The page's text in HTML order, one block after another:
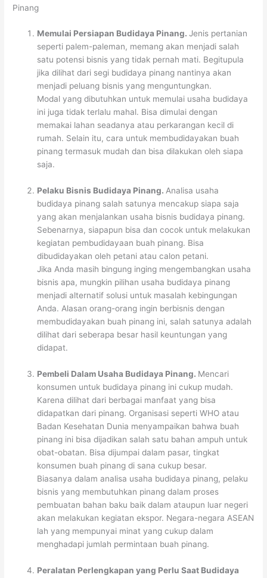
Pinang
Memulai Persiapan Budidaya Pinang.Jenis pertanian
seperti palem-paleman, memang akan menjadi salah
satu potensi bisnis yang tidak pernah mati. Begitupula
jika dilihat dari segi budidaya pinang nantinya akan
menjadi peluang bisnis yang menguntungkan.
Modal yang dibutuhkan untuk memulai usaha budidaya
ini juga tidak terlalu mahal. Bisa dimulai dengan
memakai lahan seadanya atau perkarangan kecil di
rumah. Selain itu, cara untuk membudidayakan buah
pinang termasuk mudah dan bisa dilakukan oleh siapa
saja.
Pelaku Bisnis Budidaya Pinang.Analisa usaha
budidaya pinang salah satunya mencakup siapa saja
yang akan menjalankan usaha bisnis budidaya pinang.
Sebenarnya, siapapun bisa dan cocok untuk melakukan
kegiatan pembudidayaan buah pinang. Bisa
dibudidayakan oleh petani atau calon petani.
Jika Anda masih bingung inging mengembangkan usaha
bisnis apa, mungkin pilihan usaha budidaya pinang
menjadi alternatif solusi untuk masalah kebingungan
Anda. Alasan orang-orang ingin berbisnis dengan
membudidayakan buah pinang ini, salah satunya adalah
dilihat dari seberapa besar hasil keuntungan yang
didapat.
Pembeli Dalam Usaha Budidaya Pinang. Mencari
konsumen untuk budidaya pinang ini cukup mudah.
Karena dilihat dari berbagai manfaat yang bisa
didapatkan dari pinang. Organisasi seperti WHO atau
Badan Kesehatan Dunia menyampaikan bahwa buah
pinang ini bisa dijadikan salah satu bahan ampuh untuk
obat-obatan. Bisa dijumpai dalam pasar, tingkat
konsumen buah pinang di sana cukup besar.
Biasanya dalam analisa usaha budidaya pinang, pelaku
bisnis yang membutuhkan pinang dalam proses
pembuatan bahan baku baik dalam ataupun luar negeri
akan melakukan kegiatan ekspor. Negara-negara ASEAN
lah yang mempunyai minat yang cukup dalam
menghadapi jumlah permintaan buah pinang.
Peralatan Perlengkapan yang Perlu Saat Budidaya